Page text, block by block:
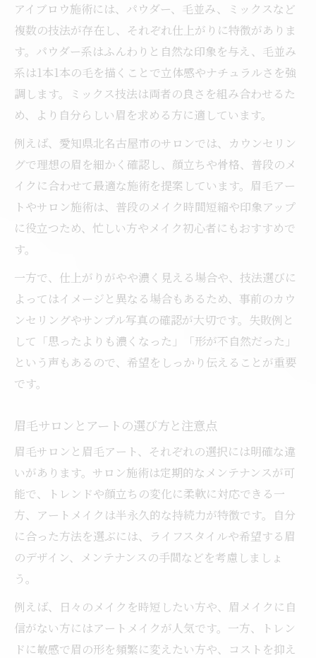
アイブロウ施術には、パウダー、毛並み、ミックスなど
複数の技法が存在し、それぞれ仕上がりに特徴がありま
す。パウダー系はふんわりと自然な印象を与え、毛並み
系は1本1本の毛を描くことで立体感やナチュラルさを強
調します。ミックス技法は両者の良さを組み合わせるた
め、より自分らしい眉を求める方に適しています。
例えば、愛知県北名古屋市のサロンでは、カウンセリン
グで理想の眉を細かく確認し、顔立ちや骨格、普段のメ
イクに合わせて最適な施術を提案しています。眉毛アー
トやサロン施術は、普段のメイク時間短縮や印象アップ
に役立つため、忙しい方やメイク初心者にもおすすめで
す。
一方で、仕上がりがやや濃く見える場合や、技法選びに
よってはイメージと異なる場合もあるため、事前のカウ
ンセリングやサンプル写真の確認が大切です。失敗例と
して「思ったよりも濃くなった」「形が不自然だった」
という声もあるので、希望をしっかり伝えることが重要
です。
眉毛サロンとアートの選び方と注意点
眉毛サロンと眉毛アート、それぞれの選択には明確な違
いがあります。サロン施術は定期的なメンテナンスが可
能で、トレンドや顔立ちの変化に柔軟に対応できる一
方、アートメイクは半永久的な持続力が特徴です。自分
に合った方法を選ぶには、ライフスタイルや希望する眉
のデザイン、メンテナンスの手間などを考慮しましょ
う。
例えば、日々のメイクを時短したい方や、眉メイクに自
信がない方にはアートメイクが人気です。一方、トレン
ドに敏感で眉の形を頻繁に変えたい方や、コストを抑え